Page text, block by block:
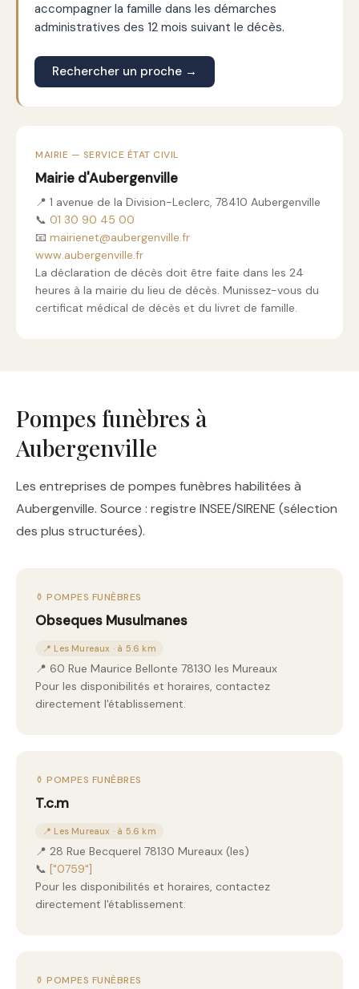
accompagner la famille dans les démarches
administratives des 12 mois suivant le décès.
Rechercher un proche →
MAIRIE — SERVICE ÉTAT CIVIL
Mairie d'Aubergenville
📍 1 avenue de la Division-Leclerc, 78410 Aubergenville
📞 01 30 90 45 00
📧 mairienet@aubergenville.fr
www.aubergenville.fr
La déclaration de décès doit être faite dans les 24
heures à la mairie du lieu de décès. Munissez-vous du
certificat médical de décès et du livret de famille.
Pompes funèbres à
Aubergenville
Les entreprises de pompes funèbres habilitées à
Aubergenville. Source : registre INSEE/SIRENE (sélection
des plus structurées).
⚱️ POMPES FUNÈBRES
Obseques Musulmanes
📍 Les Mureaux · à 5.6 km
📍 60 Rue Maurice Bellonte 78130 les Mureaux
Pour les disponibilités et horaires, contactez
directement l'établissement.
⚱️ POMPES FUNÈBRES
T.c.m
📍 Les Mureaux · à 5.6 km
📍 28 Rue Becquerel 78130 Mureaux (les)
📞 ["0759"]
Pour les disponibilités et horaires, contactez
directement l'établissement.
⚱️ POMPES FUNÈBRES